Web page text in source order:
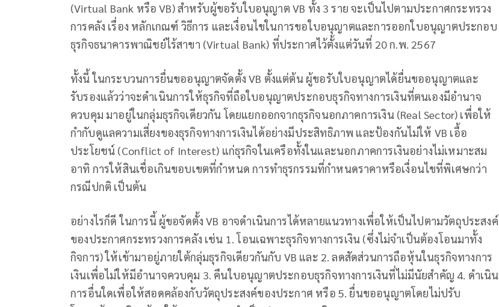
(Virtual Bank หรือ VB) สำหรับผู้ขอรับใบอนุญาต VB ทั้ง 3 ราย จะเป็นไปตามประกาศกระทรวง
การคลัง เรื่อง หลักเกณฑ์ วิธีการ และเงื่อนไขในการขอใบอนุญาตและการออกใบอนุญาตประกอบ
ธุรกิจธนาคารพาณิชย์ไร้สาขา (Virtual Bank) ที่ประกาศไว้ตั้งแต่วันที่ 20 ก.พ. 2567
ทั้งนี้ ในกระบวนการยื่นขออนุญาตจัดตั้ง VB ตั้งแต่ต้น ผู้ขอรับใบอนุญาตได้ยื่นขออนุญาตและ
รับรองแล้วว่าจะดำเนินการให้ธุรกิจที่ถือใบอนุญาตประกอบธุรกิจทางการเงินที่ตนเองมีอำนาจ
ควบคุม มาอยู่ในกลุ่มธุรกิจเดียวกัน โดยแยกออกจากธุรกิจนอกภาคการเงิน (Real Sector) เพื่อให้
กำกับดูแลความเสี่ยงของธุรกิจทางการเงินได้อย่างมีประสิทธิภาพ และป้องกันไม่ให้ VB เอื้อ
ประโยชน์ (Conflict of Interest) แก่ธุรกิจในเครือทั้งในและนอกภาคการเงินอย่างไม่เหมาะสม
อาทิ การให้สินเชื่อเกินขอบเขตที่กำหนด การทำธุรกรรมที่กำหนดราคาหรือเงื่อนไขที่พิเศษกว่า
กรณีปกติ เป็นต้น
อย่างไรก็ดี ในการนี้ ผู้ขอจัดตั้ง VB อาจดำเนินการได้หลายแนวทางเพื่อให้เป็นไปตามวัตถุประสงค์
ของประกาศกระทรวงการคลัง เช่น 1. โอนเฉพาะธุรกิจทางการเงิน (ซึ่งไม่จำเป็นต้องโอนมาทั้ง
กิจการ) ให้เข้ามาอยู่ภายใต้กลุ่มธุรกิจเดียวกันกับ VB และ 2. ลดสัดส่วนการถือหุ้นในธุรกิจทางการ
เงินเพื่อไม่ให้มีอำนาจควบคุม 3. คืนใบอนุญาตประกอบธุรกิจทางการเงินที่ไม่มีนัยสำคัญ 4. ดำเนิน
การอื่นใดเพื่อให้สอดคล้องกับวัตถุประสงค์ของประกาศ หรือ 5. ยื่นขออนุญาตโดยไม่ปรับ